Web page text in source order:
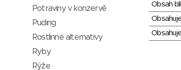
Obsah
Potraviny v konzervě
Puding
Rostlinné alternativy
Ryby
Rýže